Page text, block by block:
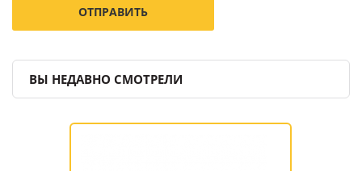
ВЫ НЕДАВНО СМОТРЕЛИ